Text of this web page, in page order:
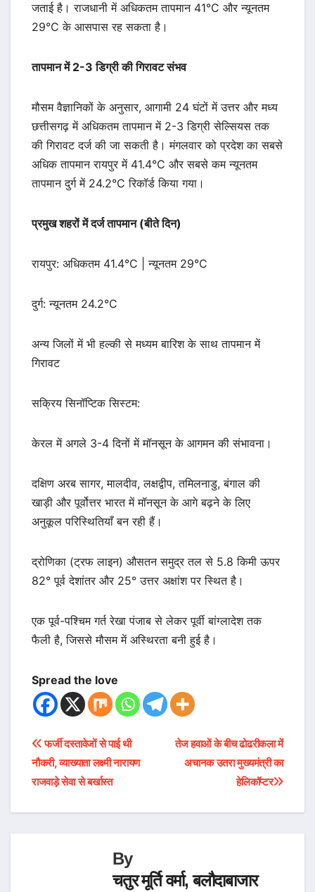
जताई है। राजधानी में अधिकतम तापमान 41°C और न्यूनतम
29°C के आसपास रह सकता है।
तापमान में 2-3 डिग्री की गिरावट संभव
मौसम वैज्ञानिकों के अनुसार, आगामी 24 घंटों में उत्तर और मध्य
छत्तीसगढ़ में अधिकतम तापमान में 2-3 डिग्री सेल्सियस तक
की गिरावट दर्ज की जा सकती है। मंगलवार को प्रदेश का सबसे
अधिक तापमान रायपुर में 41.4°C और सबसे कम न्यूनतम
तापमान दुर्ग में 24.2°C रिकॉर्ड किया गया।
प्रमुख शहरों में दर्ज तापमान (बीते दिन)
रायपुर: अधिकतम 41.4°C | न्यूनतम 29°C
दुर्ग: न्यूनतम 24.2°C
अन्य जिलों में भी हल्की से मध्यम बारिश के साथ तापमान में
गिरावट
सक्रिय सिनॉप्टिक सिस्टम:
केरल में अगले 3-4 दिनों में मॉनसून के आगमन की संभावना।
दक्षिण अरब सागर, मालदीव, लक्षद्वीप, तमिलनाडु, बंगाल की
खाड़ी और पूर्वोत्तर भारत में मॉनसून के आगे बढ़ने के लिए
अनुकूल परिस्थितियाँ बन रही हैं।
द्रोणिका (ट्रफ लाइन) औसतन समुद्र तल से 5.8 किमी ऊपर
82° पूर्व देशांतर और 25° उत्तर अक्षांश पर स्थित है।
एक पूर्व-पश्चिम गर्त रेखा पंजाब से लेकर पूर्वी बांग्लादेश तक
फैली है, जिससे मौसम में अस्थिरता बनी हुई है।
Spread the love
Post
navigation
तेज हवाओं के बीच ढोढरीकला में
अचानक उतरा मुख्यमंत्री का
हेलिकॉप्टर
फर्जी दस्तावेजों से पाई थी
नौकरी, व्याख्याता लक्ष्मी नारायण
राजवाड़े सेवा से बर्खास्त
By
चतुर मूर्ति वर्मा, बलौदाबाजार